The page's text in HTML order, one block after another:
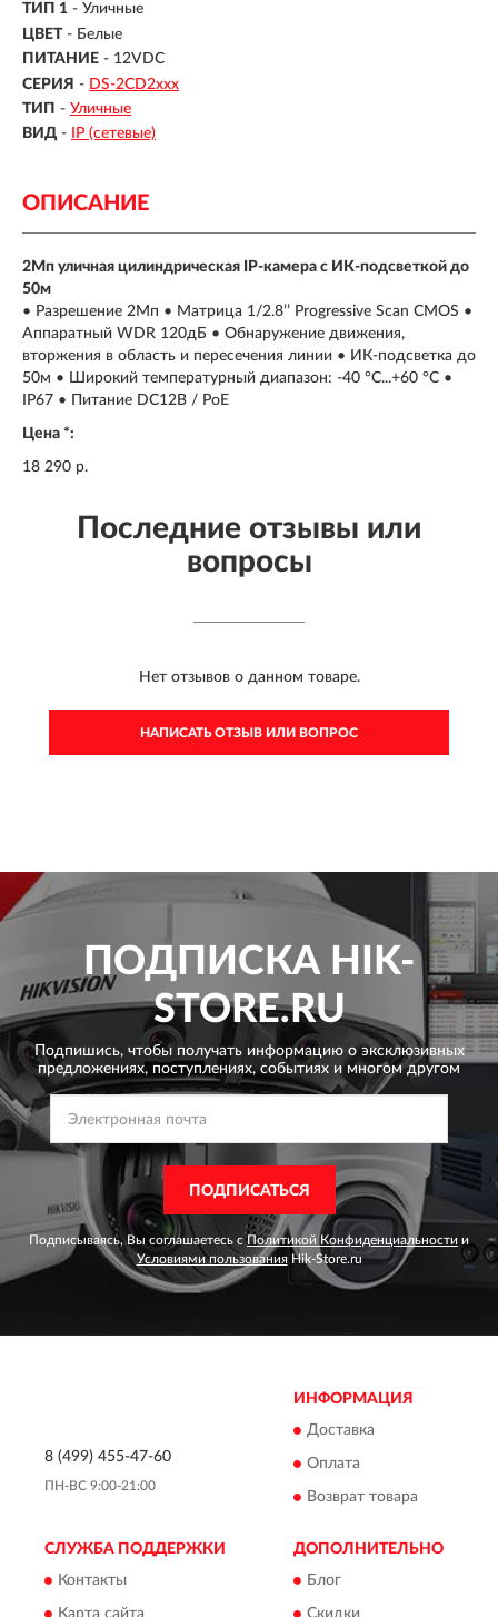
ТИП 1 - Уличные
ЦВЕТ - Белые
ПИТАНИЕ - 12VDC
СЕРИЯ - DS-2CD2xxx
ТИП - Уличные
ВИД - IP (сетевые)
ОПИСАНИЕ
2Мп уличная цилиндрическая IP-камера с ИК-подсветкой до
50м
• Разрешение 2Мп • Матрица 1/2.8’’ Progressive Scan CMOS •
Аппаратный WDR 120дБ • Обнаружение движения,
вторжения в область и пересечения линии • ИК-подсветка до
50м • Широкий температурный диапазон: -40 °C...+60 °C •
IP67 • Питание DC12В / PoE
Цена *:
18 290 р.
Последние отзывы или
вопросы
Нет отзывов о данном товаре.
НАПИСАТЬ ОТЗЫВ ИЛИ ВОПРОС
ПОДПИСКАHIK-
STORE.RU
Подпишись, чтобы получать информацию о эксклюзивных
предложениях, поступлениях, событиях и многом другом
ПОДПИСАТЬСЯ
Подписываясь, Вы соглашаетесь сПолитикой Конфиденциальности и
Условиями пользованияHik-Store.ru
8 (499) 455-47-60
ПН-ВС 9:00-21:00
ИНФОРМАЦИЯ
Доставка
Оплата
Возврат товара
СЛУЖБА ПОДДЕРЖКИ
Контакты
ДОПОЛНИТЕЛЬНО
Блог